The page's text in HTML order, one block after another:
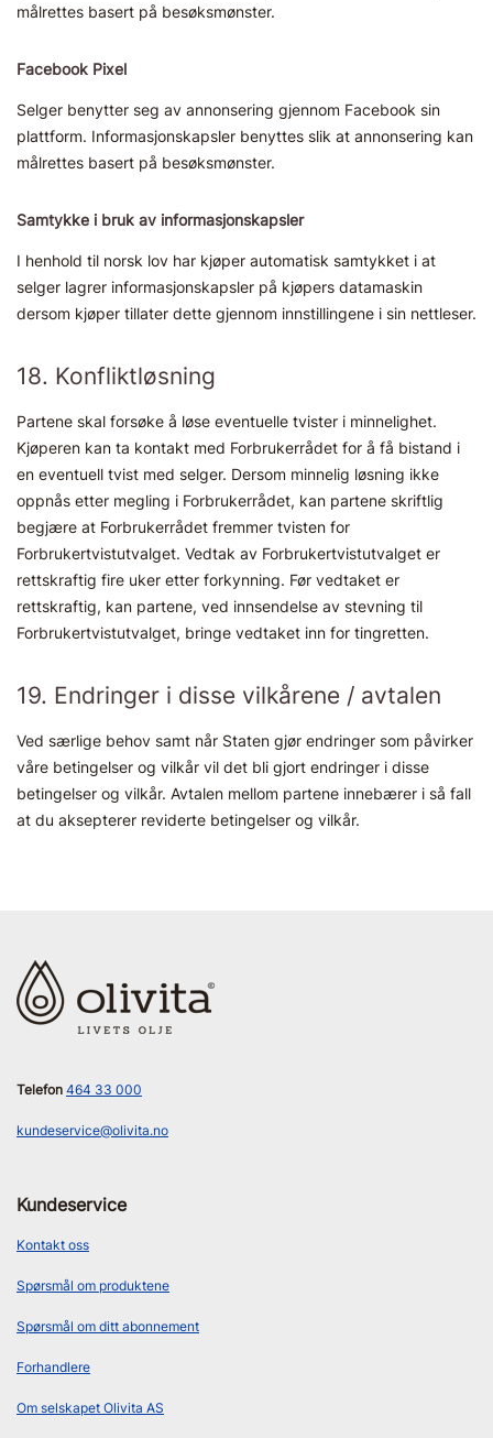
målrettes basert på besøksmønster.
Facebook Pixel
Selger benytter seg av annonsering gjennom Facebook sin
plattform. Informasjonskapsler benyttes slik at annonsering kan
målrettes basert på besøksmønster.
Samtykke i bruk av informasjonskapsler
I henhold til norsk lov har kjøper automatisk samtykket i at
selger lagrer informasjonskapsler på kjøpers datamaskin
dersom kjøper tillater dette gjennom innstillingene i sin nettleser.
18. Konfliktløsning
Partene skal forsøke å løse eventuelle tvister i minnelighet.
Kjøperen kan ta kontakt med Forbrukerrådet for å få bistand i
en eventuell tvist med selger. Dersom minnelig løsning ikke
oppnås etter megling i Forbrukerrådet, kan partene skriftlig
begjære at Forbrukerrådet fremmer tvisten for
Forbrukertvistutvalget. Vedtak av Forbrukertvistutvalget er
rettskraftig fire uker etter forkynning. Før vedtaket er
rettskraftig, kan partene, ved innsendelse av stevning til
Forbrukertvistutvalget, bringe vedtaket inn for tingretten.
19. Endringer i disse vilkårene / avtalen
Ved særlige behov samt når Staten gjør endringer som påvirker
våre betingelser og vilkår vil det bli gjort endringer i disse
betingelser og vilkår. Avtalen mellom partene innebærer i så fall
at du aksepterer reviderte betingelser og vilkår.
Telefon 464 33 000
kundeservice@olivita.no
Kundeservice
Kontakt oss
Spørsmål om produktene
Spørsmål om ditt abonnement
Forhandlere
Om selskapet Olivita AS